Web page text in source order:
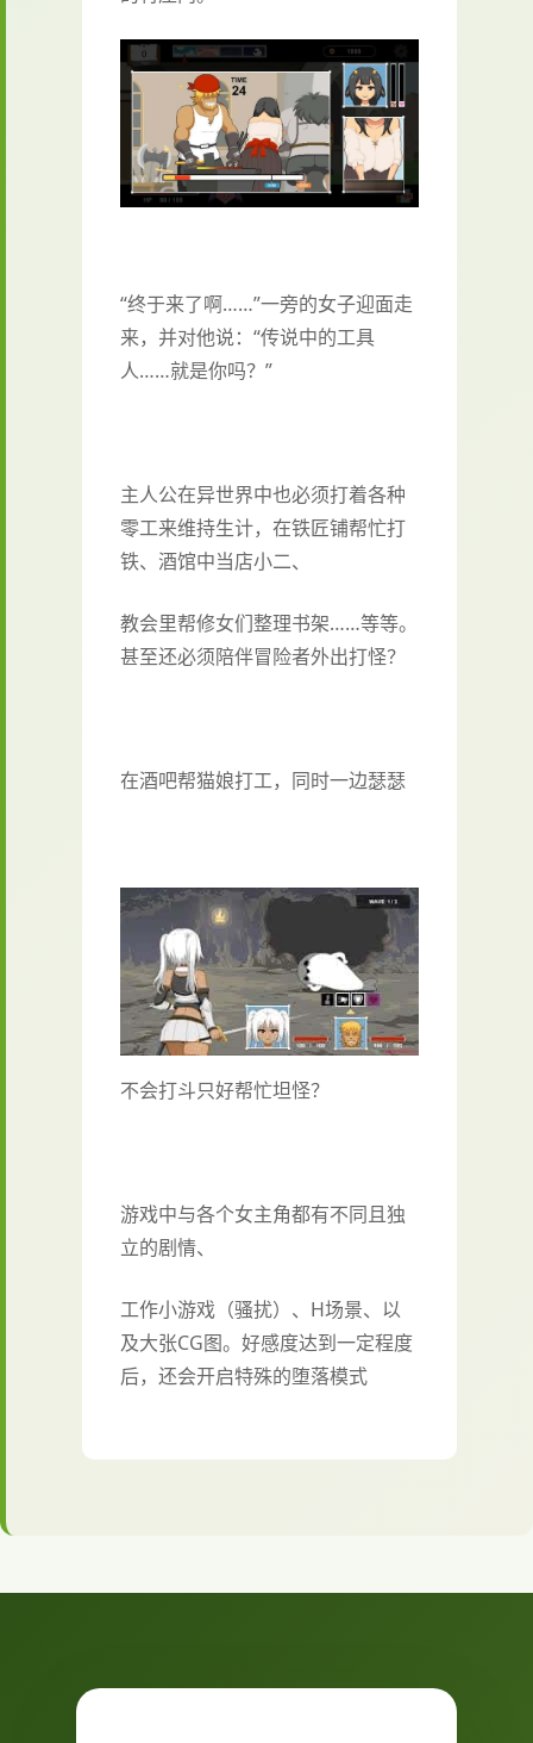
“终于来了啊……”一旁的女子迎面走
来，并对他说：“传说中的工具
人……就是你吗？”
主人公在异世界中也必须打着各种
零工来维持生计，在铁匠铺帮忙打
铁、酒馆中当店小二、
教会里帮修女们整理书架……等等。
甚至还必须陪伴冒险者外出打怪？
在酒吧帮猫娘打工，同时一边瑟瑟
不会打斗只好帮忙坦怪？
游戏中与各个女主角都有不同且独
立的剧情、
工作小游戏（骚扰）、H场景、以
及大张CG图。好感度达到一定程度
后，还会开启特殊的堕落模式